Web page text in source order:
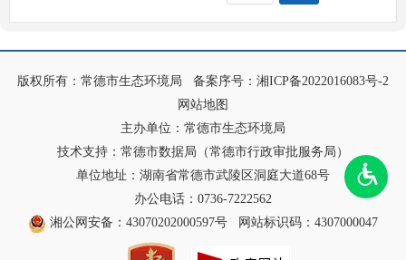
版权所有：常德市生态环境局 备案序号： 湘ICP备2022016083号-2
网站地图
主办单位：常德市生态环境局
技术支持：常德市数据局（常德市行政审批服务局）
单位地址：湖南省常德市武陵区洞庭大道68号
办公电话：0736-7222562
湘公网安备：43070202000597号
网站标识码：4307000047